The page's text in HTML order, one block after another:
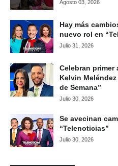
Agosto 03, 2026
Hay más
nuevo rol en
Julio 31, 2026
Celebran primer
Kelvin
de Semana”
Julio 30, 2026
Se avecinan
“Telenoticias”
Julio 30, 2026